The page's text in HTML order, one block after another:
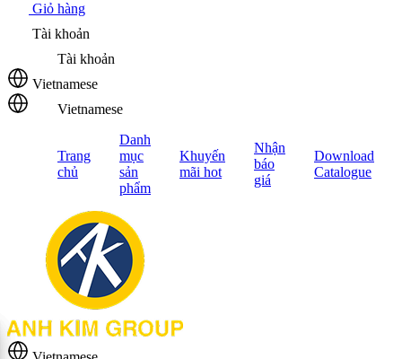
Giỏ hàng
Tài khoản
Tài khoản
Vietnamese
Vietnamese
Trang
chủ
Danh
mục
sản
phẩm
Khuyến
mãi hot
Nhận
báo
giá
Download
Catalogue